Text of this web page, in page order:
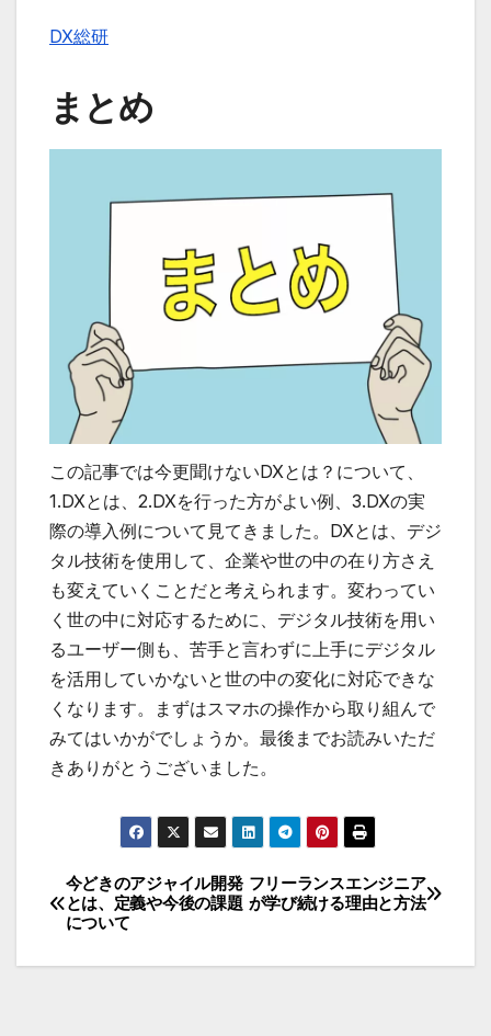
DX総研
まとめ
この記事では今更聞けないDXとは？について、
1.DXとは、2.DXを行った方がよい例、3.DXの実
際の導入例について見てきました。DXとは、デジ
タル技術を使用して、企業や世の中の在り方さえ
も変えていくことだと考えられます。変わってい
く世の中に対応するために、デジタル技術を用い
るユーザー側も、苦手と言わずに上手にデジタル
を活用していかないと世の中の変化に対応できな
くなります。まずはスマホの操作から取り組んで
みてはいかがでしょうか。最後までお読みいただ
きありがとうございました。
投
稿
フリーランスエンジニア
が学び続ける理由と方法
今どきのアジャイル開発
とは、定義や今後の課題
について